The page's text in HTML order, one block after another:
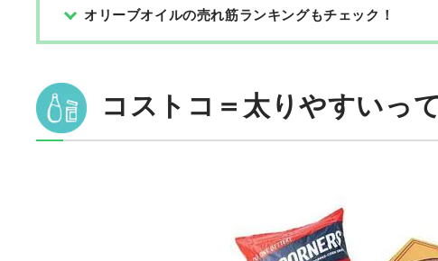
オリーブオイルの売れ筋ランキングもチェック！
コストコ＝太りやすいっ